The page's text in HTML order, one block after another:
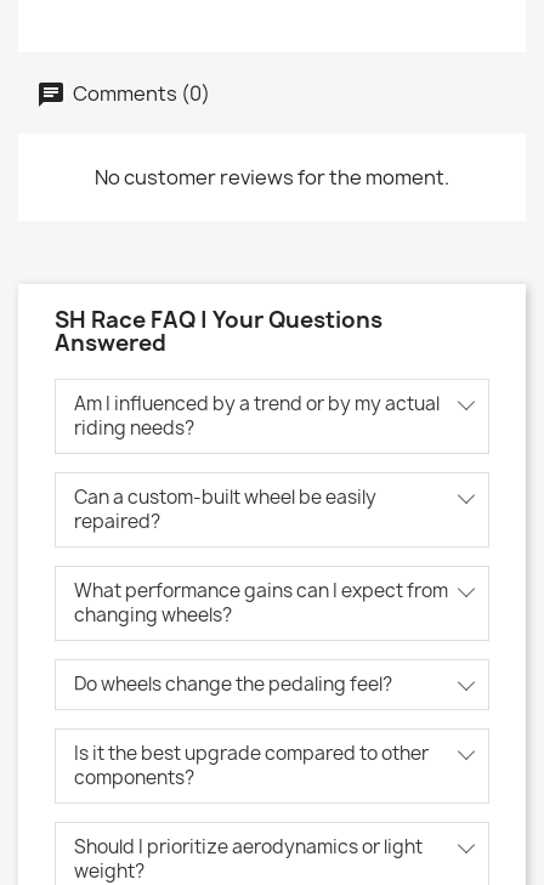
Comments (0)
No customer reviews for the moment.
SH Race FAQ | Your Questions
Answered
Am I influenced by a trend or by my actual
riding needs?
Can a custom-built wheel be easily
repaired?
What performance gains can I expect from
changing wheels?
Do wheels change the pedaling feel?
Is it the best upgrade compared to other
components?
Should I prioritize aerodynamics or light
weight?